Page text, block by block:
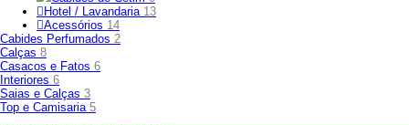
Hotel / Lavandaria 13
Acessórios 14
Cabides Perfumados 2
Calças 8
Casacos e Fatos 6
Interiores 6
Saias e Calças 3
Top e Camisaria 5